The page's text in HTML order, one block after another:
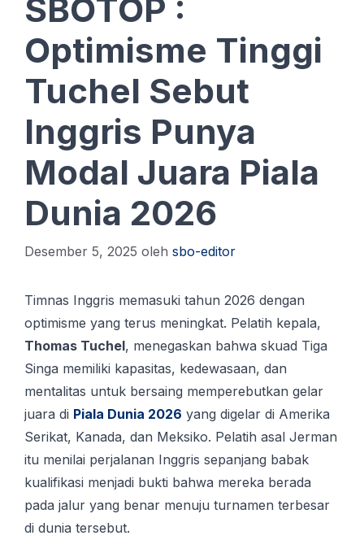
SBOTOP :
Optimisme Tinggi
Tuchel Sebut
Inggris Punya
Modal Juara Piala
Dunia 2026
Desember 5, 2025 oleh sbo-editor
Timnas Inggris memasuki tahun 2026 dengan
optimisme yang terus meningkat. Pelatih kepala,
Thomas Tuchel, menegaskan bahwa skuad Tiga
Singa memiliki kapasitas, kedewasaan, dan
mentalitas untuk bersaing memperebutkan gelar
juara di Piala Dunia 2026 yang digelar di Amerika
Serikat, Kanada, dan Meksiko. Pelatih asal Jerman
itu menilai perjalanan Inggris sepanjang babak
kualifikasi menjadi bukti bahwa mereka berada
pada jalur yang benar menuju turnamen terbesar
di dunia tersebut.